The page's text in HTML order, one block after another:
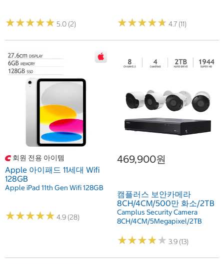
★★★★★
★★★★★ 5.0 (2) ★★★★★
★★★★★ 4.7 (11)
회원 전용 아이템
Apple 아이패드 11세대 Wifi
128GB
Apple iPad 11th Gen Wifi 128GB
★★★★★
★★★★★ 4.9 (28)
469,900원
캠플러스 보안카메라
8CH/4CM/500만 화소/2TB
Camplus Security Camera
8CH/4CM/5Megapixel/2TB
★★★★★
★★★★★ 3.9 (13)